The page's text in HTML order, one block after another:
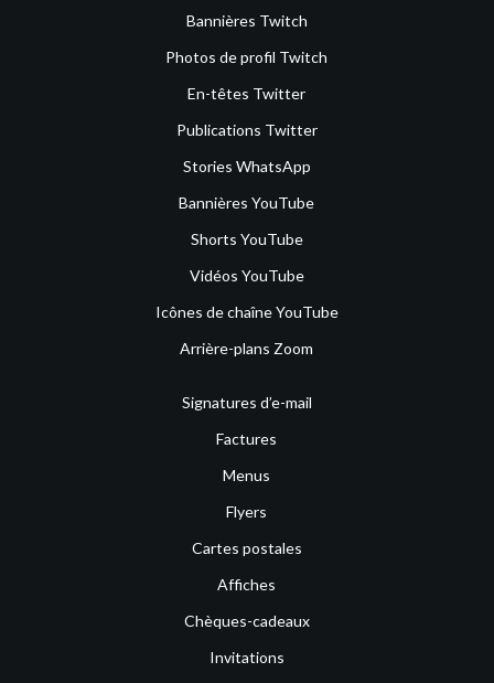
Bannières Twitch
Photos de profil Twitch
En-têtes Twitter
Publications Twitter
Stories WhatsApp
Bannières YouTube
Shorts YouTube
Vidéos YouTube
Icônes de chaîne YouTube
Arrière-plans Zoom
Signatures d’e-mail
Factures
Menus
Flyers
Cartes postales
Affiches
Chèques-cadeaux
Invitations